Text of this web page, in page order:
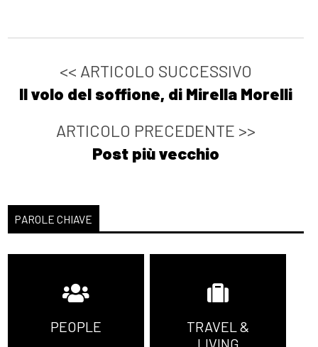
<< ARTICOLO SUCCESSIVO
Il volo del soffione, di Mirella Morelli
ARTICOLO PRECEDENTE >>
Post più vecchio
PAROLE CHIAVE
PEOPLE
TRAVEL &
LIVING